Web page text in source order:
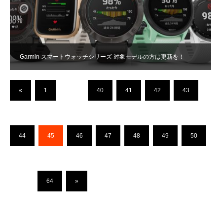
Garmin スマートウォッチシリーズ 対象モデルの方は更新を！
« 1 40 41 42 43
44 45 46 47 48 49 50
64 »